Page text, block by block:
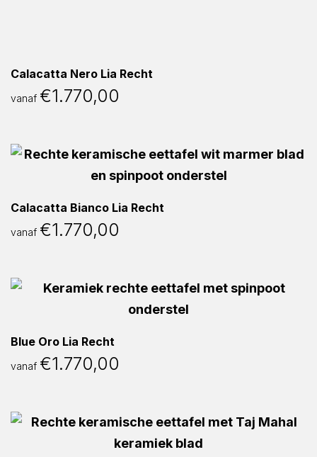
Calacatta Nero Lia Recht
vanaf €1.770,00
Calacatta Bianco Lia Recht
vanaf €1.770,00
Blue Oro Lia Recht
vanaf €1.770,00